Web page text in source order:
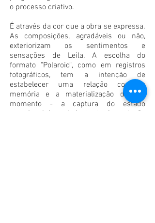
o processo criativo.
É através da cor que a obra se expressa.
As composições, agradáveis ou não,
exteriorizam os sentimentos e
sensações de Leila. A escolha do
formato "Polaroid", como em registros
fotográficos, tem a intenção de
estabelecer uma relação com a
memória e a materialização de um
momento - a captura do estado
emocional daquele instante. A produção